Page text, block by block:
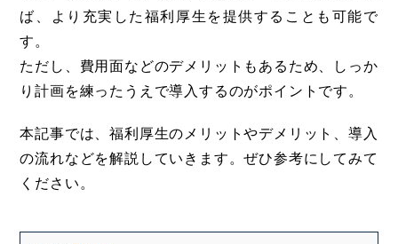
ば、より充実した福利厚生を提供することも可能で
す。
ただし、費用面などのデメリットもあるため、しっか
り計画を練ったうえで導入するのがポイントです。
本記事では、福利厚生のメリットやデメリット、導入
の流れなどを解説していきます。ぜひ参考にしてみて
ください。